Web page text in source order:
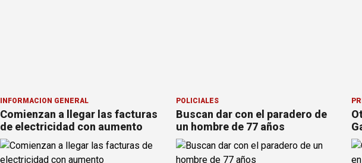
INFORMACION GENERAL
Comienzan a llegar las facturas
de electricidad con aumento
POLICIALES
Buscan dar con el paradero de
un hombre de 77 años